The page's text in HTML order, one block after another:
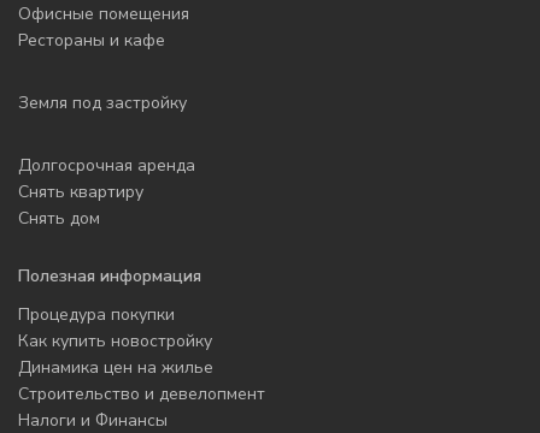
Офисные помещения
Рестораны и кафе
Земля под застройку
Долгосрочная аренда
Снять квартиру
Снять дом
Полезная информация
Процедура покупки
Как купить новостройку
Динамика цен на жилье
Строительство и девелопмент
Налоги и Финансы